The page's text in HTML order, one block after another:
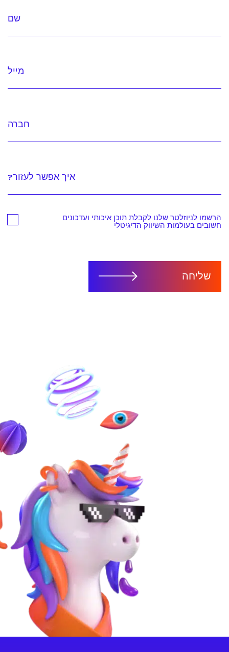
שם
מייל
חברה
איך אפשר לעזור?
הרשמו לניוזלטר שלנו לקבלת תוכן איכותי ועדכונים
חשובים בעולמות השיווק הדיגיטלי
שליחה